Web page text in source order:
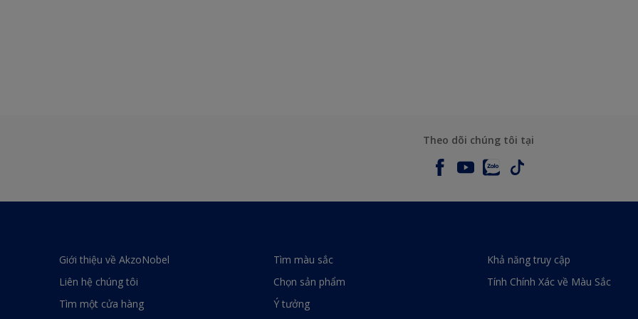
Theo dõi chúng tôi tại
Giới thiệu về AkzoNobel
Liên hệ chúng tôi
Tìm một cửa hàng
Tìm màu sắc
Chọn sản phẩm
Ý tưởng
Khả năng truy cập
Tính Chính Xác về Màu Sắc